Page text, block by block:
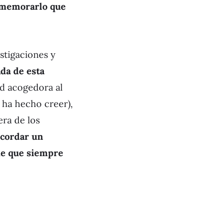
que
y
de esta
acogedora al
hecho creer),
de los
un
que siempre